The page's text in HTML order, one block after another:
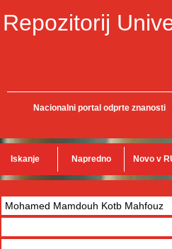
Repozitorij
Nacionalni portal odprte znanosti
Iskanje Napredno Novo v